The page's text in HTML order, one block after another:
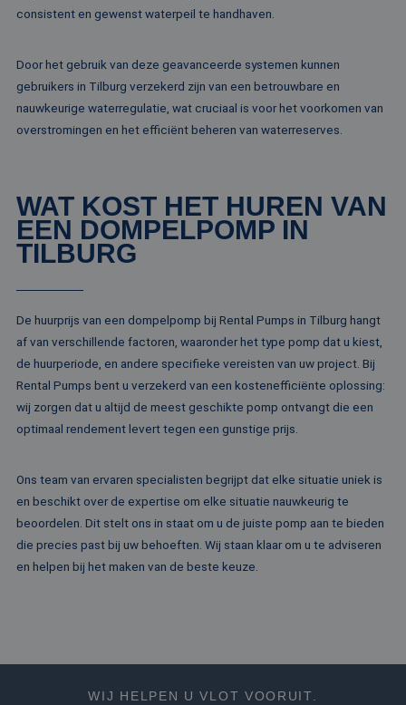
consistent en gewenst waterpeil te handhaven.
Door het gebruik van deze geavanceerde systemen kunnen
gebruikers in Tilburg verzekerd zijn van een betrouwbare en
nauwkeurige waterregulatie, wat cruciaal is voor het voorkomen van
overstromingen en het efficiënt beheren van waterreserves.
WAT KOST HET HUREN VAN
EEN DOMPELPOMP IN
TILBURG
De huurprijs van een dompelpomp bij Rental Pumps in Tilburg hangt
af van verschillende factoren, waaronder het type pomp dat u kiest,
de huurperiode, en andere specifieke vereisten van uw project. Bij
Rental Pumps bent u verzekerd van een kostenefficiënte oplossing:
wij zorgen dat u altijd de meest geschikte pomp ontvangt die een
optimaal rendement levert tegen een gunstige prijs.
Ons team van ervaren specialisten begrijpt dat elke situatie uniek is
en beschikt over de expertise om elke situatie nauwkeurig te
beoordelen. Dit stelt ons in staat om u de juiste pomp aan te bieden
die precies past bij uw behoeften. Wij staan klaar om u te adviseren
en helpen bij het maken van de beste keuze.
WIJ HELPEN U VLOT VOORUIT.
MR
Corporation
.c.bing.com
MSN 1st party
die we gebruiken
het gebruik van
website voor
website gebruikt
over eventuele
Microsoft
Corporation
.linkedin.com
Dit is een
MSN 1st party
die zorgt voor de
goede werking
deze website.
SM
.c.clarity.ms Sessie
Dit is een
MSN 1st party
die we gebruiken
_fbp
Meta Platform
.rentalpumps.eu
2 maanden 4
Gebruikt door
reeks
te leveren, zoals
realtime bieden